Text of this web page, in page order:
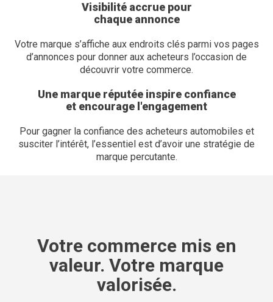
Visibilité accrue pour
chaque annonce
Votre marque s’affiche aux endroits clés parmi vos pages
d’annonces pour donner aux acheteurs l’occasion de
découvrir votre commerce.
Une marque réputée inspire confiance
et encourage l'engagement
Pour gagner la confiance des acheteurs automobiles et
susciter l’intérêt, l’essentiel est d’avoir une stratégie de
marque percutante.
Votre commerce mis en
valeur. Votre marque
valorisée.